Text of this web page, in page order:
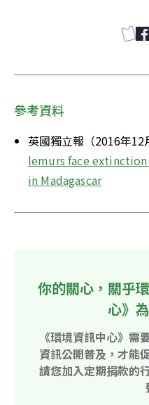
參考資料
英國獨立報（2016年12
lemurs face
in Madagascar
你的關心，關乎
心》
《環境資訊中心》需
資訊公開普及，才能
請您加入定期捐款的